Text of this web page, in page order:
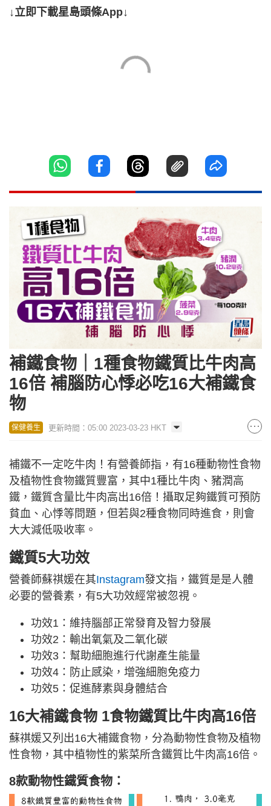
↓立即下載星島頭條App↓
補鐵食物｜1種食物鐵質比牛肉高
16倍 補腦防心悸必吃16大補鐵食
物
保健養生 更新時間：05:00 2023-03-23 HKT
補鐵不一定吃牛肉！有營養師指，有16種動物性食物
及植物性食物鐵質豐富，其中1種比牛肉、豬潤高
鐵，鐵質含量比牛肉高出16倍！攝取足夠鐵質可預防
貧血、心悸等問題，但若與2種食物同時進食，則會
大大減低吸收率。
鐵質5大功效
營養師蘇祺媛在其Instagram發文指，鐵質是是人體
必要的營養素，有5大功效經常被忽視。
功效1：維持腦部正常發育及智力發展
功效2：輸出氧氣及二氧化碳
功效3：幫助細胞進行代謝產生能量
功效4：防止感染，增強細胞免疫力
功效5：促進酵素與身體結合
16大補鐵食物 1食物鐵質比牛肉高16倍
蘇祺媛又列出16大補鐵食物，分為動物性食物及植物
性食物，其中植物性的紫菜所含鐵質比牛肉高16倍。
8款動物性鐵質食物：